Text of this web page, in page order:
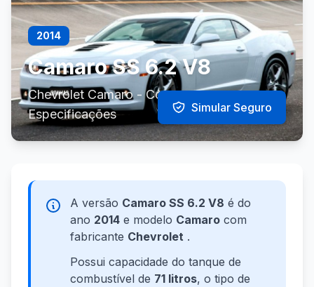
2014
Camaro SS 6.2 V8
Chevrolet Camaro - Consumo e
Especificações
Simular Seguro
A versão Camaro SS 6.2 V8 é do
ano 2014 e modelo Camaro com
fabricante Chevrolet .
Possui capacidade do tanque de
combustível de 71 litros, o tipo de